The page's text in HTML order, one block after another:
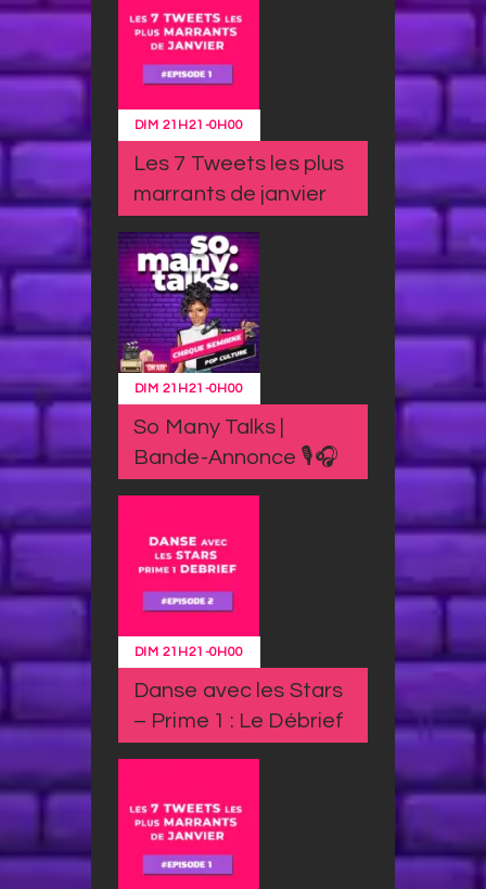
DIM 21H21 -0H00
Les 7 Tweets les plus
marrants de janvier
DIM 21H21 -0H00
So Many Talks |
Bande-Annonce 🎙️🎧
DIM 21H21 -0H00
Danse avec les Stars
– Prime 1 : Le Débrief